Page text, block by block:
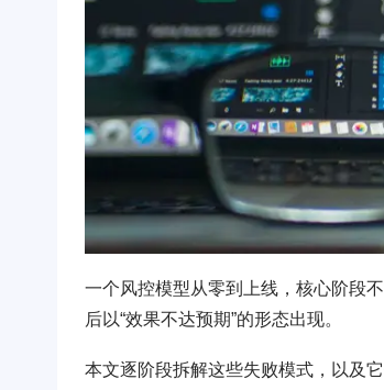
一个风控模型从零到上线，核心阶段
后以“效果不达预期”的形态出现。
本文逐阶段拆解这些失败模式，以及